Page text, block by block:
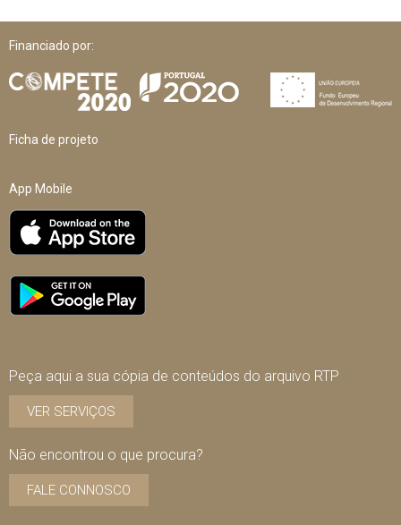
Financiado por:
Ficha de projeto
App Mobile
Peça aqui a sua cópia de conteúdos do arquivo RTP
VER SERVIÇOS
Não encontrou o que procura?
FALE CONNOSCO